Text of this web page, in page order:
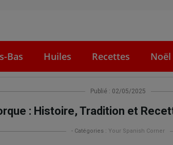
Bas Huiles Recettes
Publié : 02/05/2025
: Histoire, Tradition et
- Catégories : Your Spanish Corner